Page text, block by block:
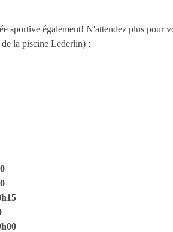
sportive également! N'attendez plus
la piscine Lederlin) :